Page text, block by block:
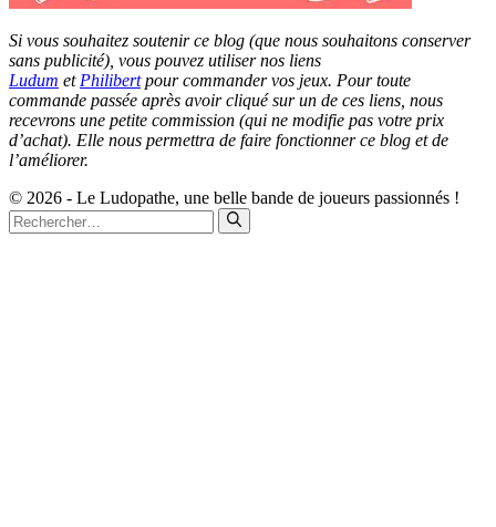
Si vous souhaitez soutenir ce blog (que nous souhaitons conserver
sans publicité), vous pouvez utiliser nos liens
Ludum et Philibertpour commander vos jeux. Pour toute
commande passée après avoir cliqué sur un de ces liens, nous
recevrons une petite commission (qui ne modifie pas votre prix
d’achat). Elle nous permettra de faire fonctionner ce blog et de
l’améliorer.
© 2026 - Le Ludopathe, une belle bande de joueurs passionnés !
Rechercher :